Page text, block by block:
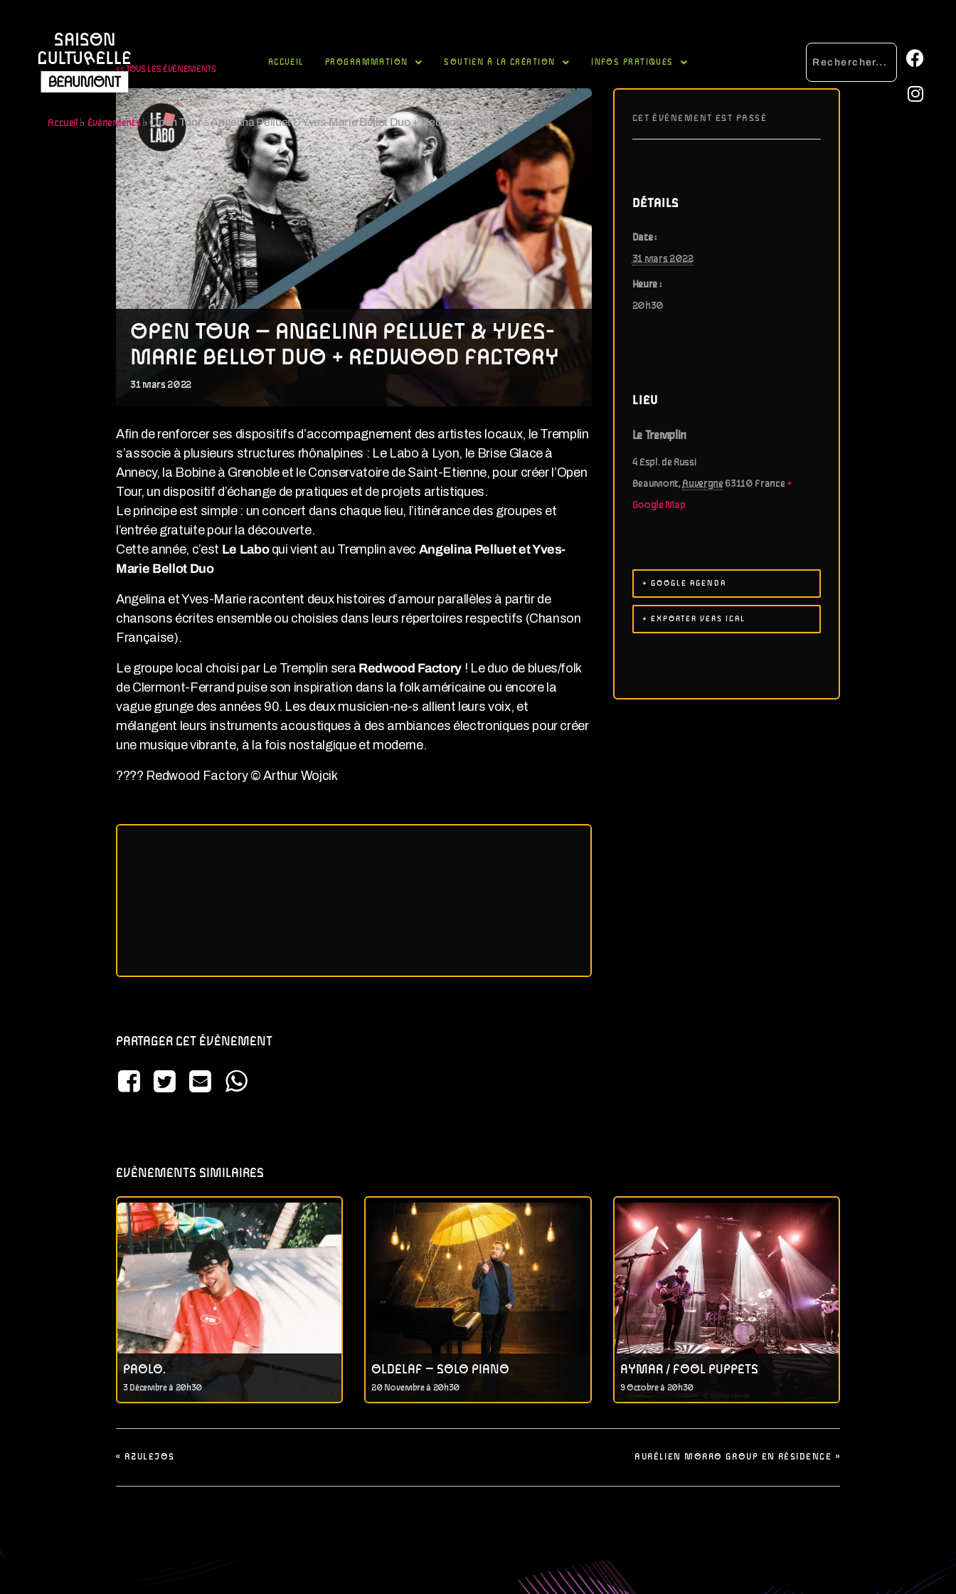
ACCUEIL PROGRAMMATION SOUTIEN À LA CRÉATION INFOS PRATIQUES
Accueil ♭ Évènements♭Open Tour – Angelina Pelluet & Yves-Marie Bellot Duo + Redwood Factory
<< TOUS LES ÉVÈNEMENTS
OPEN TOUR – ANGELINA PELLUET & YVES-
MARIE BELLOT DUO + REDWOOD FACTORY
31 mars2022
Afin de renforcer ses dispositifs d’accompagnement des artistes locaux, le Tremplin
s’associe à plusieurs structures rhônalpines : Le Labo à Lyon, le Brise Glace à
Annecy, la Bobine à Grenoble et le Conservatoire de Saint-Etienne, pour créer l’Open
Tour, un dispositif d’échange de pratiques et de projets artistiques.
Le principe est simple : un concert dans chaque lieu, l’itinérance des groupes et
l’entrée gratuite pour la découverte.
Cette année, c’est Le Laboqui vient au Tremplin avec Angelina Pelluet et Yves-
Marie Bellot Duo
Angelina et Yves-Marie racontent deux histoires d’amour parallèles à partir de
chansons écrites ensemble ou choisies dans leurs répertoires respectifs (Chanson
Française).
Le groupe local choisi par Le Tremplin sera Redwood Factory! Le duo de blues/folk
de Clermont-Ferrand puise son inspiration dans la folk américaine ou encore la
vague grunge des années 90. Les deux musicien-ne-s allient leurs voix, et
mélangent leurs instruments acoustiques à des ambiances électroniques pour créer
une musique vibrante, à la fois nostalgique et moderne.
???? Redwood Factory © Arthur Wojcik
PARTAGER CET ÉVÈNEMENT
CET ÉVÈNEMENT EST PASSÉ
DÉTAILS
Date :
31 mars 2022
Heure :
20h30
LIEU
Le Tremplin
4 Espl. de Russi
Beaumont,Auvergne63110 France +
Google Map
+ GOOGLE AGENDA
+ EXPORTER VERS ICAL
EVÈNEMENTS SIMILAIRES
PAOLO.
3 Décembre à 20h30
OLDELAF – SOLO PIANO
20 Novembre à 20h30
AYMAR / FOOL PUPPETS
9 Octobre à 20h30
« AZULEJOS AURÉLIEN MORRO GROUP EN RÉSIDENCE »